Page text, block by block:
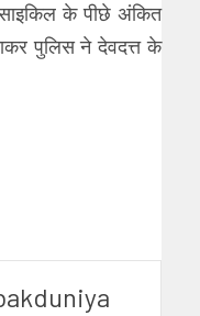
के पीछे अंकित
पुलिस ने देवदत्त के